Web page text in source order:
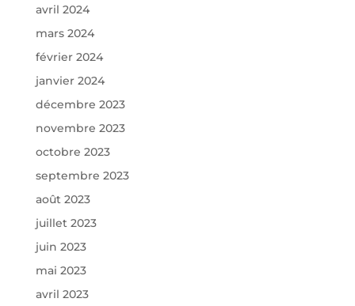
avril 2024
mars 2024
février 2024
janvier 2024
décembre 2023
novembre 2023
octobre 2023
septembre 2023
août 2023
juillet 2023
juin 2023
mai 2023
avril 2023